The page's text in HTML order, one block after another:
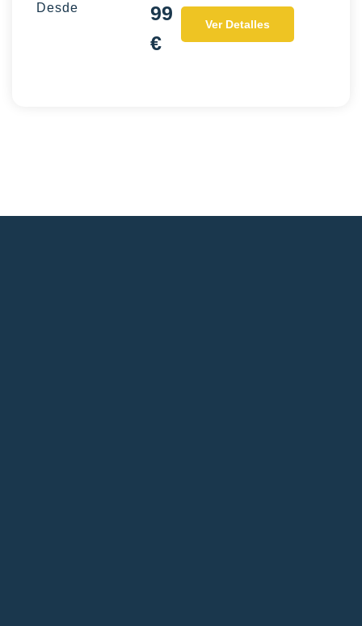
Desde
99
€
Ver Detalles